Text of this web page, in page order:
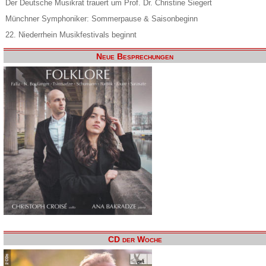
Der Deutsche Musikrat trauert um Prof. Dr. Christine Siegert
Münchner Symphoniker: Sommerpause & Saisonbeginn
22. Niederrhein Musikfestivals beginnt
Neue Besprechungen
CD der Woche